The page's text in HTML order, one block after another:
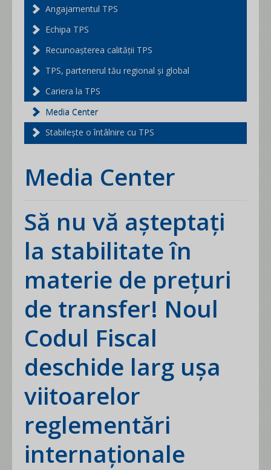
Angajamentul TPS
Echipa TPS
Recunoașterea calității TPS
TPS, partenerul tău regional și global
Cariera la TPS
Media Center
Stabilește o întâlnire cu TPS
Media Center
Să nu vă așteptați
la stabilitate în
materie de prețuri
de transfer! Noul
Codul Fiscal
deschide larg ușa
viitoarelor
reglementări
internaționale